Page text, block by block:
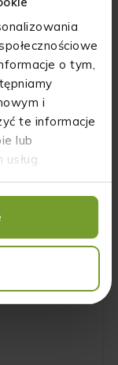
o tym,
i
te informacje
lub